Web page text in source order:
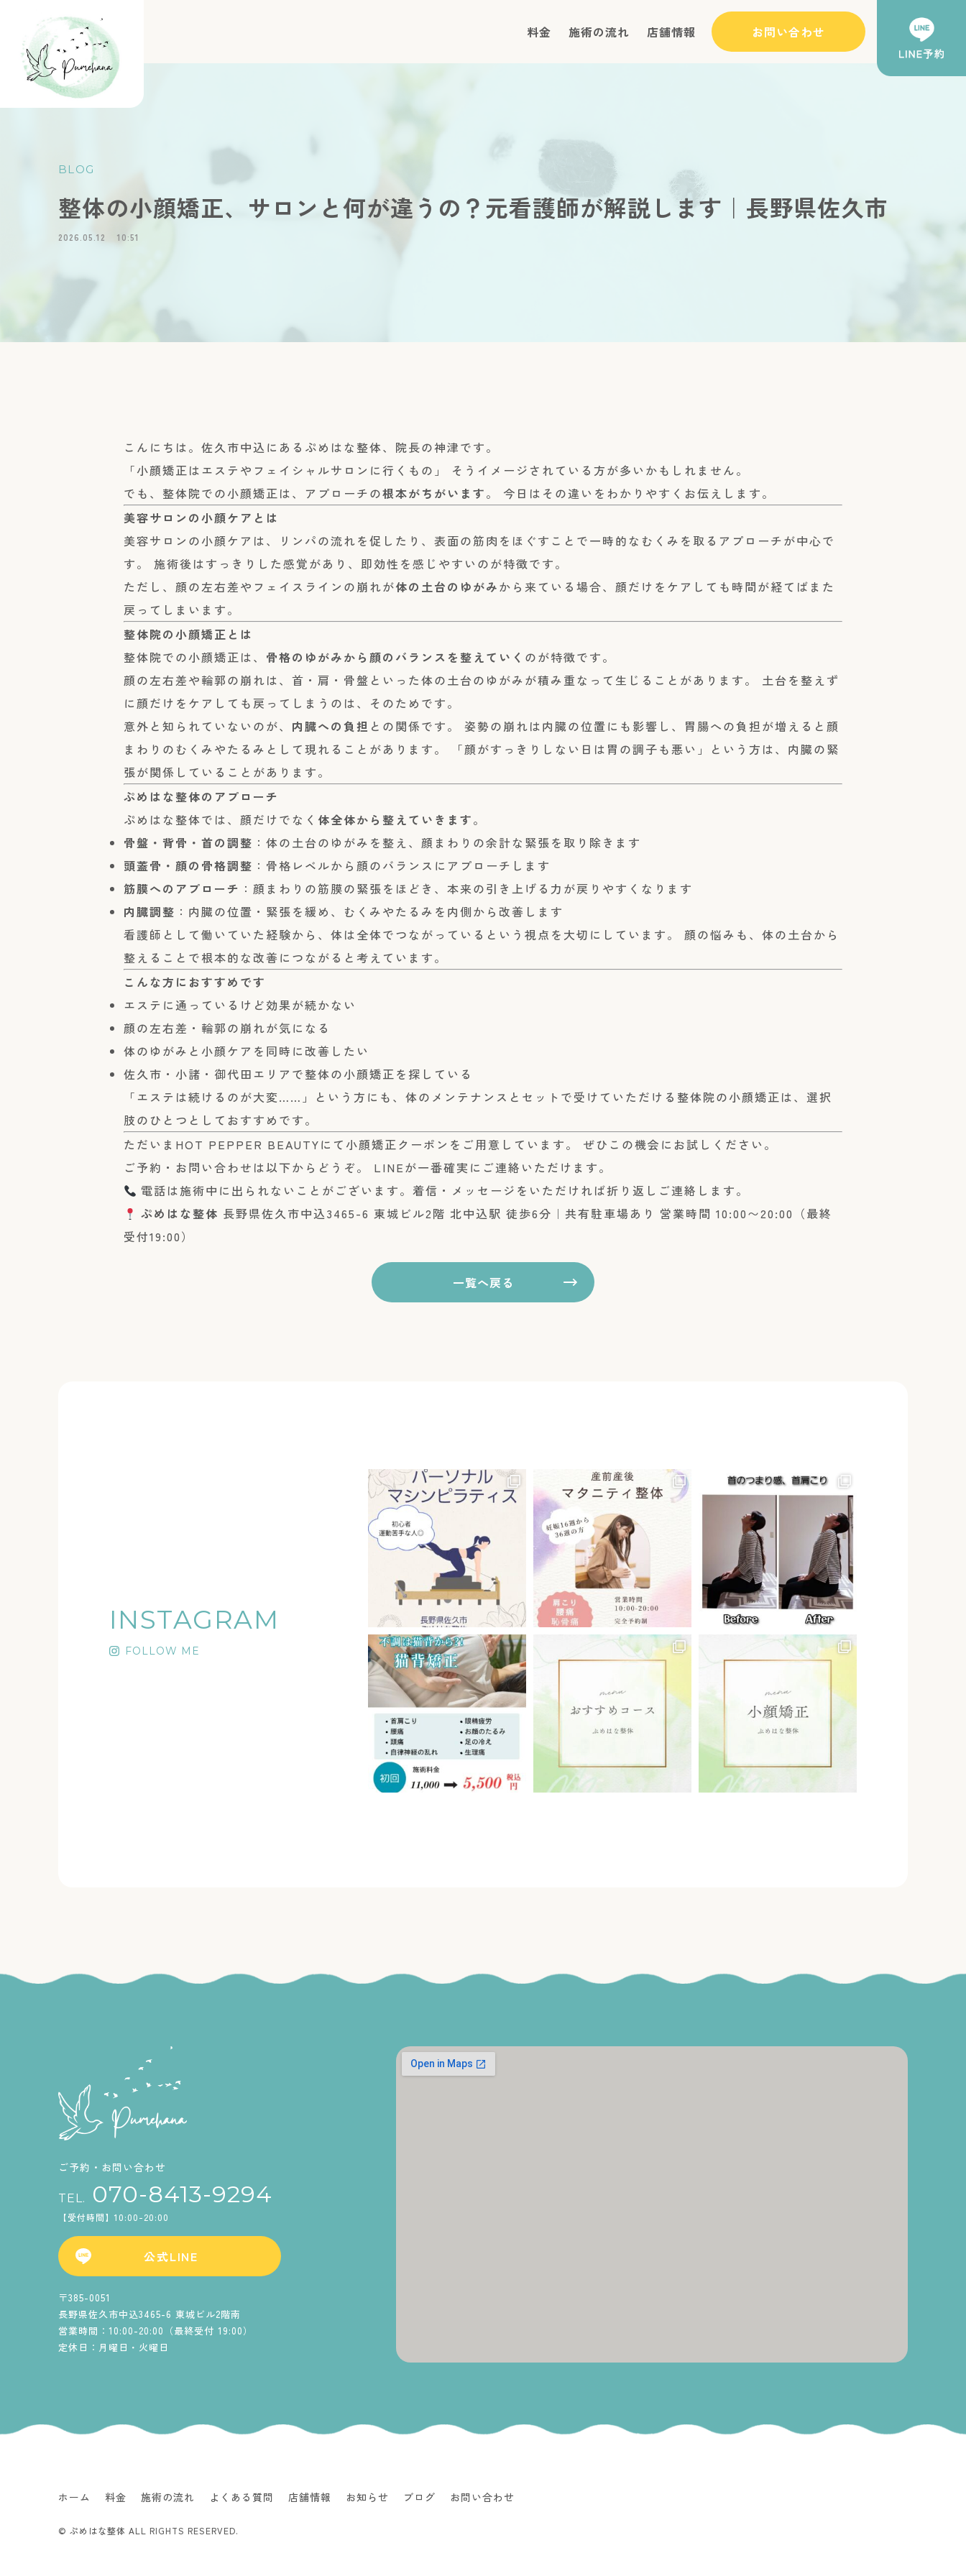
料金 施術の流れ 店舗情報 お問い合わせ
BLOG
整体の小顔矯正、サロンと何が違うの？元看護師が解説します｜長野県佐久市
2026.05.12 10:51
こんにちは。佐久市中込にあるぷめはな整体、院長の神津です。
「小顔矯正はエステやフェイシャルサロンに行くもの」 そうイメージされている方が多いかもしれません。
でも、整体院での小顔矯正は、アプローチの根本がちがいます。 今日はその違いをわかりやすくお伝えします。
美容サロンの小顔ケアとは
美容サロンの小顔ケアは、リンパの流れを促したり、表面の筋肉をほぐすことで一時的なむくみを取るアプローチが中心で
す。 施術後はすっきりした感覚があり、即効性を感じやすいのが特徴です。
ただし、顔の左右差やフェイスラインの崩れが体の土台のゆがみから来ている場合、顔だけをケアしても時間が経てばまた
戻ってしまいます。
整体院の小顔矯正とは
整体院での小顔矯正は、 骨格のゆがみから顔のバランスを整えていく のが特徴です。
顔の左右差や輪郭の崩れは、首・肩・骨盤といった体の土台のゆがみが積み重なって生じることがあります。 土台を整えず
に顔だけをケアしても戻ってしまうのは、そのためです。
意外と知られていないのが、 内臓への負担 との関係です。 姿勢の崩れは内臓の位置にも影響し、胃腸への負担が増えると顔
まわりのむくみやたるみとして現れることがあります。 「顔がすっきりしない日は胃の調子も悪い」という方は、内臓の緊
張が関係していることがあります。
ぷめはな整体のアプローチ
ぷめはな整体では、顔だけでなく 体全体から整えていきます。
骨盤・背骨・首の調整 ：体の土台のゆがみを整え、顔まわりの余計な緊張を取り除きます
頭蓋骨・顔の骨格調整 ：骨格レベルから顔のバランスにアプローチします
筋膜へのアプローチ ：顔まわりの筋膜の緊張をほどき、本来の引き上げる力が戻りやすくなります
内臓調整 ：内臓の位置・緊張を緩め、むくみやたるみを内側から改善します
看護師として働いていた経験から、体は全体でつながっているという視点を大切にしています。 顔の悩みも、体の土台から
整えることで根本的な改善につながると考えています。
こんな方におすすめです
エステに通っているけど効果が続かない
顔の左右差・輪郭の崩れが気になる
体のゆがみと小顔ケアを同時に改善したい
佐久市・小諸・御代田エリアで整体の小顔矯正を探している
「エステは続けるのが大変……」という方にも、体のメンテナンスとセットで受けていただける整体院の小顔矯正は、選択
肢のひとつとしておすすめです。
ただいまHOT PEPPER BEAUTYにて小顔矯正クーポンをご用意しています。 ぜひこの機会にお試しください。
ご予約・お問い合わせは以下からどうぞ。 LINEが一番確実にご連絡いただけます。
電話は施術中に出られないことがございます。着信・メッセージをいただければ折り返しご連絡します。
ぷめはな整体 長野県佐久市中込3465-6 東城ビル2階 北中込駅 徒歩6分｜共有駐車場あり 営業時間 10:00〜20:00（最終
受付19:00）
一覧へ戻る
INSTAGRAM
FOLLOW ME
ご予約・お問い合わせ
TEL. 070-8413-9294
【受付時間】10:00-20:00
公式LINE
〒385-0051
長野県佐久市中込3465-6 東城ビル2階南
営業時間：10:00-20:00（最終受付 19:00）
定休日：月曜日・火曜日
ホーム 料金 施術の流れ よくある質問 店舗情報 お知らせ ブログ お問い合わせ
© ぷめはな整体 ALL RIGHTS RESERVED.